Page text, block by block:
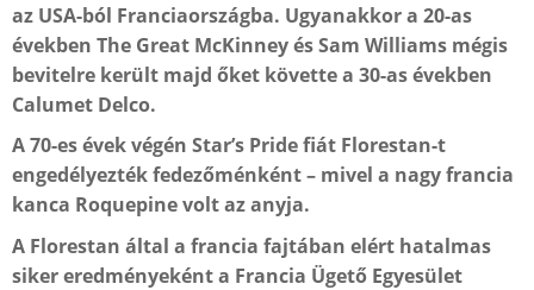
az USA-ból Franciaországba. Ugyanakkor a 20-as
években The Great McKinney és Sam Williams mégis
bevitelre került majd őket követte a 30-as években
Calumet Delco.
A 70-es évek végén Star’s Pride fiát Florestan-t
engedélyezték fedezőménként – mivel a nagy francia
kanca Roquepine volt az anyja.
A Florestan által a francia fajtában elért hatalmas
siker eredményeként a Francia Ügető Egyesület